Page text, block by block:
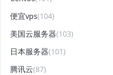
便宜vps(104)
美国云服务器(103)
日本服务器(101)
腾讯云(87)